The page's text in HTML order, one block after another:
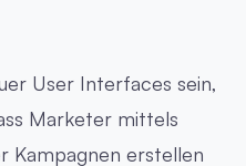
User Interfaces sein,
Marketer mittels
Kampagnen erstellen